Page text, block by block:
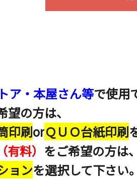
ア・本屋さん等で使用
望の方は、
印刷orＱＵＯ台紙印刷
料） をご希望の方は、
ョンを選択して下さい。